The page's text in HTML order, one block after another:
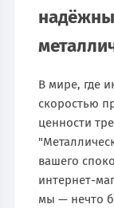
В мире, где
скоростью
ценности
вашего
интернет-
мы — нечто